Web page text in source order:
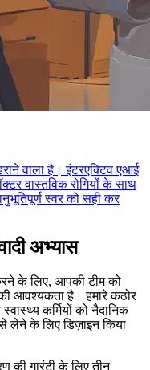
वाला है। इंटरएक्टिव एआई
वास्तविक रोगियों के साथ
स्वर को सही कर
अभ्यास
के लिए, आपकी टीम को
आवश्यकता है। हमारे कठोर
कर्मियों को नैदानिक
लेने के लिए डिज़ाइन किया
की गारंटी के लिए तीन